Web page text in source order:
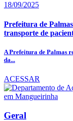
18/09/2025
Prefeitura de
transporte de
A Prefeitura de Palmas
da...
ACESSAR
Geral